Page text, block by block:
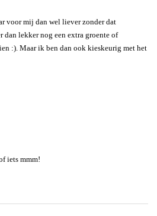
voor mij dan wel liever zonder dat
dan lekker nog een extra groente of
:). Maar ik ben dan ook kieskeurig met het
iets mmm!